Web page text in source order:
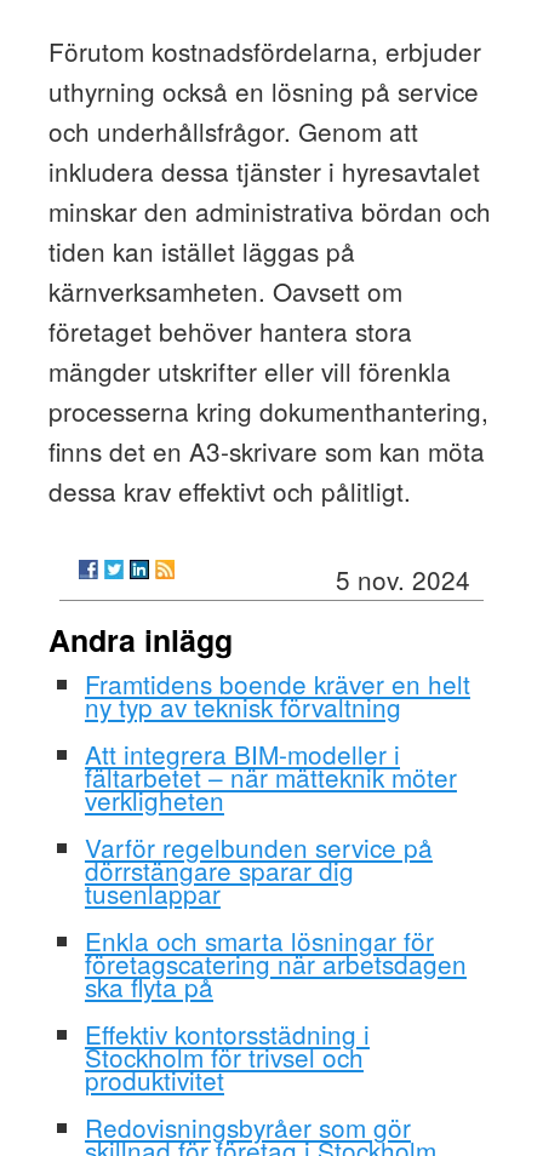
Förutom kostnadsfördelarna, erbjuder
uthyrning också en lösning på service
och underhållsfrågor. Genom att
inkludera dessa tjänster i hyresavtalet
minskar den administrativa bördan och
tiden kan istället läggas på
kärnverksamheten. Oavsett om
företaget behöver hantera stora
mängder utskrifter eller vill förenkla
processerna kring dokumenthantering,
finns det en A3-skrivare som kan möta
dessa krav effektivt och pålitligt.
5 nov. 2024
Andra inlägg
Framtidens boende kräver en helt
ny typ av teknisk förvaltning
Att integrera BIM-modeller i
fältarbetet – när mätteknik möter
verkligheten
Varför regelbunden service på
dörrstängare sparar dig
tusenlappar
Enkla och smarta lösningar för
företagscatering när arbetsdagen
ska flyta på
Effektiv kontorsstädning i
Stockholm för trivsel och
produktivitet
Redovisningsbyråer som gör